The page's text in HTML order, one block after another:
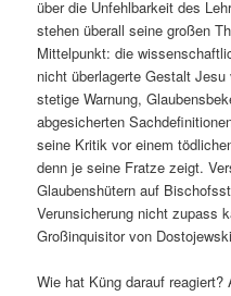
über die Unfehlbarkeit des
stehen überall seine großen
Mittelpunkt: die
nicht überlagerte Gestalt
stetige Warnung,
abgesicherten
seine Kritik vor einem
denn je seine Fratze zeigt.
Glaubenshütern auf
Verunsicherung nicht zupass
Großinquisitor von
Wie hat Küng darauf